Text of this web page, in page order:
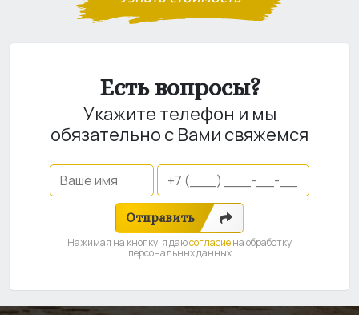
Есть вопросы?
Укажите телефон и мы
обязательно с Вами свяжемся
Отправить
Нажимая на кнопку, я даюсогласиена обработку
персональных данных